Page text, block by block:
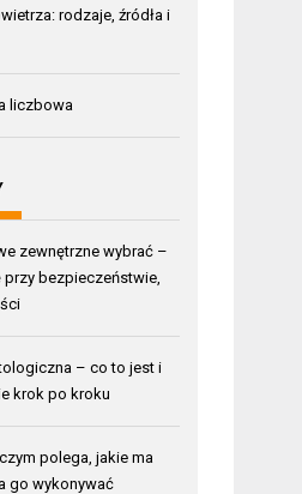
rodzaje, źródła i
liczbowa
zewnętrzne wybrać –
bezpieczeństwie,
– co to jest i
krok po kroku
polega, jakie ma
go wykonywać